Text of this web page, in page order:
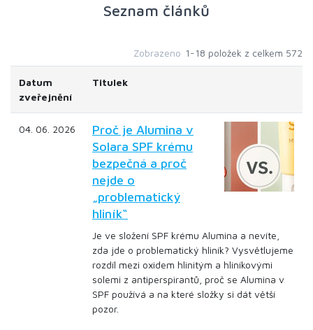
Seznam článků
Zobrazeno 1-18 položek z celkem 572
Datum
zveřejnění
Titulek
04. 06. 2026
Proč je Alumina v
Solara SPF krému
bezpečná a proč
nejde o
„problematický
hliník“
Je ve složení SPF krému Alumina a nevíte,
zda jde o problematický hliník? Vysvětlujeme
rozdíl mezi oxidem hlinitým a hliníkovými
solemi z antiperspirantů, proč se Alumina v
SPF používá a na které složky si dát větší
pozor.